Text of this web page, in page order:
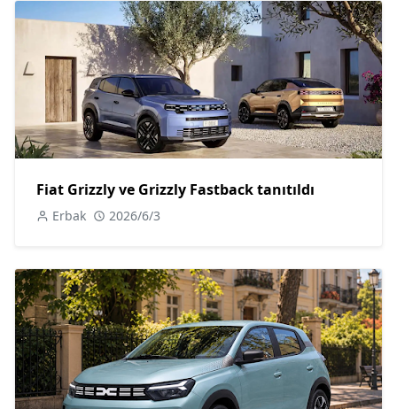
Fiat Grizzly ve Grizzly Fastback tanıtıldı
Erbak 2026/6/3